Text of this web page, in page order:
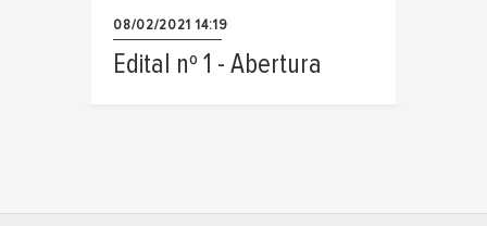
08/02/2021 14:19
Edital nº 1 - Abertura